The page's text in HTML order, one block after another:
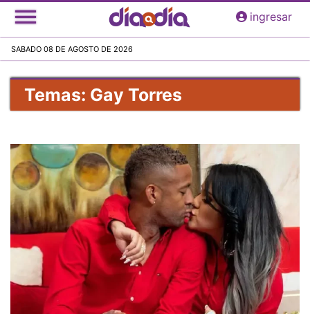
Pasar
al
principal
ingresar
SABADO 08 DE AGOSTO DE 2026
Temas: Gay Torres